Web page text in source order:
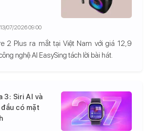
2 Plus ra mắt tại Việt Nam với giá 12,9
nghệ AI EasySing tách lời bài hát.
13/07/2026 09:00
3: Siri AI và
có mặt